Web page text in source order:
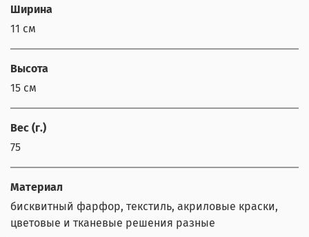
Ширина
11 см
Высота
15 см
Вес (г.)
75
Материал
бисквитный фарфор, текстиль, акриловые краски,
цветовые и тканевые решения разные